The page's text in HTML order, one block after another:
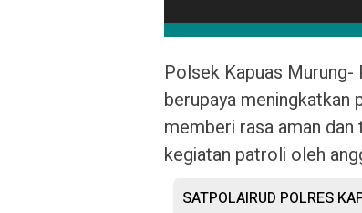
Polsek Kapuas
berupaya meningkatkan
memberi rasa aman
kegiatan patroli oleh
SATPOLAIRUD POLRES